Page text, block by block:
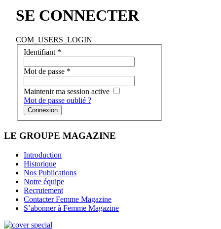
SE CONNECTER
COM_USERS_LOGIN
Identifiant*
Mot de passe *
Maintenir ma session active
Mot de passe oublié ?
Connexion
LE GROUPE MAGAZINE
Introduction
Historique
Nos Publications
Notre équipe
Recrutement
Contacter Femme Magazine
S’abonner à Femme Magazine